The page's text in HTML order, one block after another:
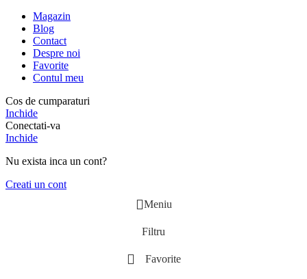
Magazin
Blog
Contact
Despre noi
Favorite
Contul meu
Cos de cumparaturi
Inchide
Conectati-va
Inchide
Nu exista inca un cont?
Creati un cont
Meniu
Filtru
Favorite